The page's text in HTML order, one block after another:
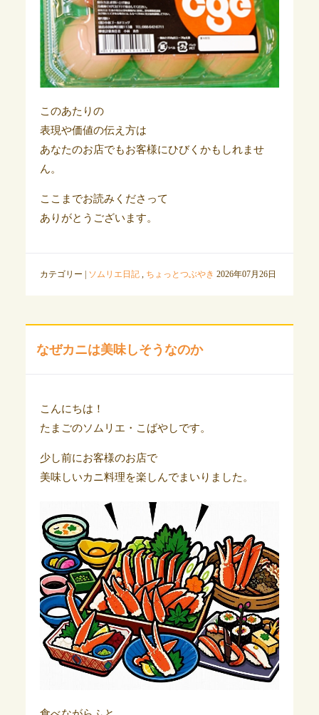
このあたりの
表現や価値の伝え方は
あなたのお店でもお客様にひびくかもしれませ
ん。
ここまでお読みくださって
ありがとうございます。
カテゴリー | ソムリエ日記, ちょっとつぶやき 2026年07月26日
なぜカニは美味しそうなのか
こんにちは！
たまごのソムリエ・こばやしです。
少し前にお客様のお店で
美味しいカニ料理を楽しんでまいりました。